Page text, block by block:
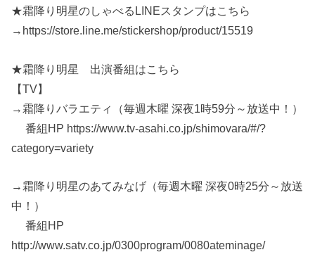
★霜降り明星のしゃべるLINEスタンプはこちら
→https://store.line.me/stickershop/product/15519
★霜降り明星 出演番組はこちら
【TV】
→霜降りバラエティ（毎週木曜 深夜1時59分～放送中！）
番組HP https://www.tv-asahi.co.jp/shimovara/#/?
category=variety
→霜降り明星のあてみなげ（毎週木曜 深夜0時25分～放送
中！）
番組HP
http://www.satv.co.jp/0300program/0080ateminage/